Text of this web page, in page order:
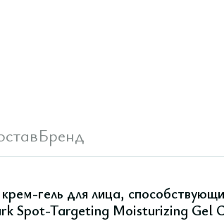
Бренд
гель для лица,
Spot-Targeting Moisturizing Gel